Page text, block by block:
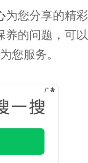
为您分享的精彩
养的问题，可以
您服务。